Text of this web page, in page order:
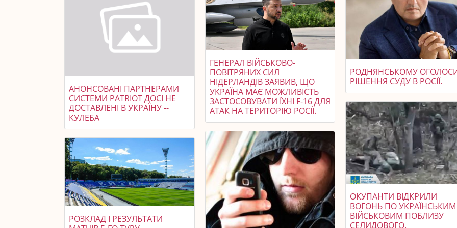
АНОНСОВАНІ ПАРТНЕРАМИ
СИСТЕМИ PATRIOT ДОСІ НЕ
ДОСТАВЛЕНІ В УКРАЇНУ --
КУЛЕБА
РОЗКЛАД І РЕЗУЛЬТАТИ
ГЕНЕРАЛ ВІЙСЬКОВО-
ПОВІТРЯНИХ СИЛ
НІДЕРЛАНДІВ ЗАЯВИВ, ЩО
УКРАЇНА МАЄ МОЖЛИВІСТЬ
ЗАСТОСОВУВАТИ ЇХНІ F-16 ДЛЯ
АТАК НА ТЕРИТОРІЮ РОСІЇ.
РОДНЯНСЬКОМУ
РІШЕННЯ СУДУ В РОСІЇ.
ОКУПАНТИ ВІДКРИЛИ
ВОГОНЬ ПО УКРАЇНСЬКИМ
ВІЙСЬКОВИМ ПОБЛИЗУ
СЕЛИДОВОГО.